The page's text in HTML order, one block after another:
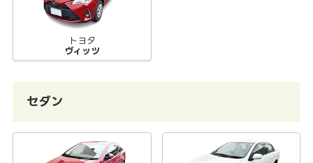
トヨタ
ヴィッツ
セダン